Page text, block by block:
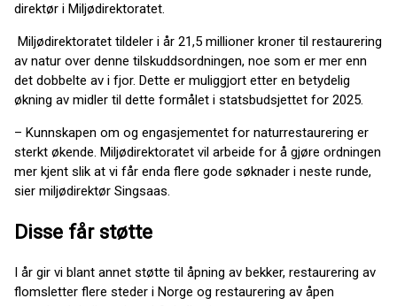
direktør i Miljødirektoratet.
Miljødirektoratet tildeler i år 21,5 millioner kroner til restaurering
av natur over denne tilskuddsordningen, noe som er mer enn
det dobbelte av i fjor. Dette er muliggjort etter en betydelig
økning av midler til dette formålet i statsbudsjettet for 2025.
– Kunnskapen om og engasjementet for naturrestaurering er
sterkt økende. Miljødirektoratet vil arbeide for å gjøre ordningen
mer kjent slik at vi får enda flere gode søknader i neste runde,
sier miljødirektør Singsaas.
Disse får støtte
I år gir vi blant annet støtte til åpning av bekker, restaurering av
flomsletter flere steder i Norge og restaurering av åpen